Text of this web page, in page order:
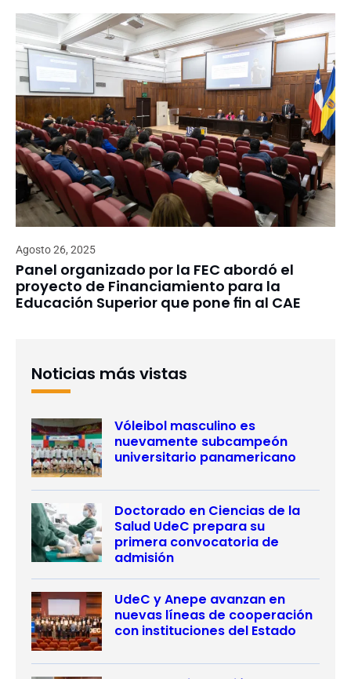
Agosto 26, 2025
Panel organizado por la FEC abordó el
proyecto de Financiamiento para la
Educación Superior que pone fin al CAE
Noticias más vistas
Vóleibol masculino es
nuevamente subcampeón
universitario panamericano
Doctorado en Ciencias de la
Salud UdeC prepara su
primera convocatoria de
admisión
UdeC y Anepe avanzan en
nuevas líneas de cooperación
con instituciones del Estado